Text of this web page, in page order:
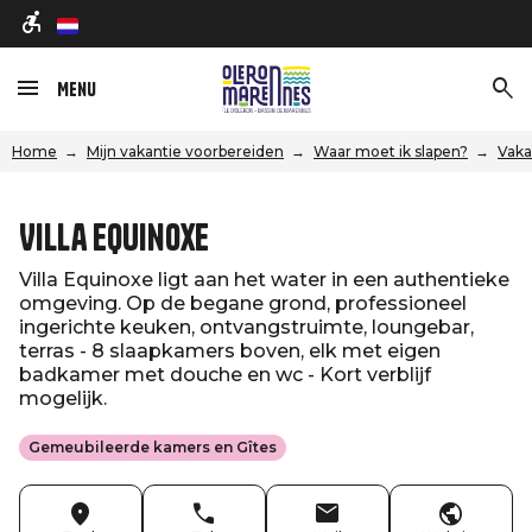
nl
Menu
Home Mijn vakantie voorbereiden Waar moet ik slapen?
Villa Equinoxe
Villa Equinoxe ligt aan het water in een authentieke
omgeving. Op de begane grond, professioneel
ingerichte keuken, ontvangstruimte, loungebar,
terras - 8 slaapkamers boven, elk met eigen
badkamer met douche en wc - Kort verblijf
mogelijk.
Gemeubileerde kamers en Gîtes